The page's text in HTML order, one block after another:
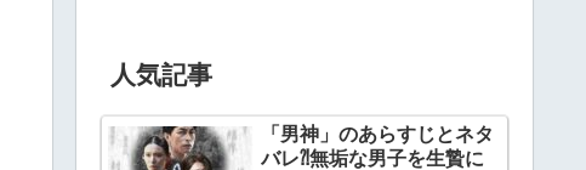
人気記事
「男神」のあらすじとネタ
バレ⁈無垢な男子を生贄に